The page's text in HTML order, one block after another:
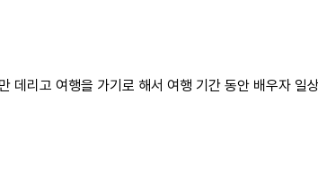
데리고 여행을 가기로 해서 여행 기간 동안 배우자 일